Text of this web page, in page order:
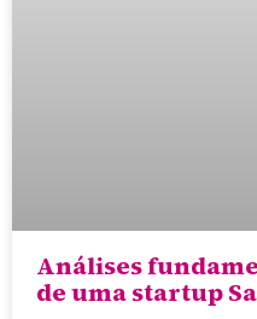
Análises
de uma startup